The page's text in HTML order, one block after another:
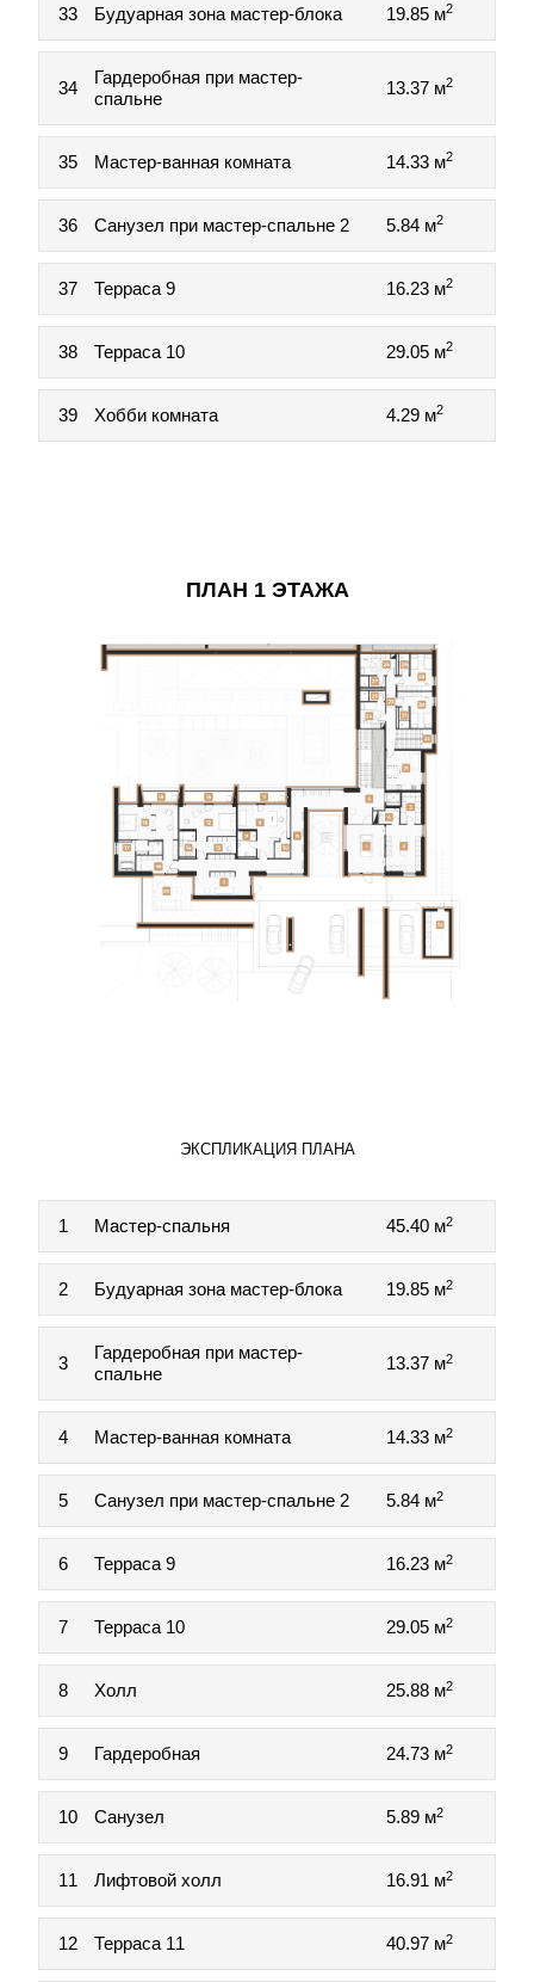
33 Будуарная зона мастер-блока 19.85 м2
34
Гардеробная при мастер-
спальне
13.37 м2
35 Мастер-ванная комната 14.33 м2
36 Санузел при мастер-спальне 2 5.84 м2
37 Терраса 9 16.23 м2
38 Терраса 10 29.05 м2
39 Хобби комната 4.29 м2
ПЛАН 1 ЭТАЖА
ЭКСПЛИКАЦИЯ ПЛАНА
1 Мастер-спальня 45.40 м2
2 Будуарная зона мастер-блока 19.85 м2
3
Гардеробная при мастер-
спальне
13.37 м2
4 Мастер-ванная комната 14.33 м2
5 Санузел при мастер-спальне 2 5.84 м2
6 Терраса 9 16.23 м2
7 Терраса 10 29.05 м2
8 Холл 25.88 м2
9 Гардеробная 24.73 м2
10 Санузел 5.89 м2
11 Лифтовой холл 16.91 м2
12 Терраса 11 40.97 м2